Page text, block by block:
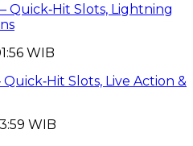
Quick‑Hit Slots, Lightning
WIB
Slots, Live Action &
WIB